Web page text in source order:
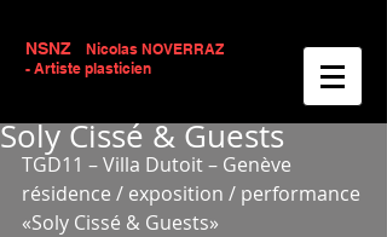
NSNZ
Nicolas NOVERRAZ
- Artiste plasticien
Soly Cissé & Guests
TGD11 – Villa Dutoit – Genève
résidence / exposition / performance
«Soly Cissé & Guests»